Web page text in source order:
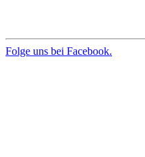
Folge uns bei Facebook.